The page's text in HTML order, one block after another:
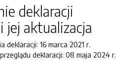
deklaracji
jej aktualizacja
deklaracji: 16 marca 2021 r.
deklaracji: 08 maja 2024 r.